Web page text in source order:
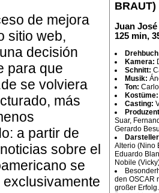
de mejora
sitio web,
decisión
para que
se volviera
más
a partir de
sobre el
se
BRAUT)
Juan
125 min,
Kamera:
Schnitt:
Musik:
Ton:
Casting:
Suar,
Gerardo
Alterio (Nino
Eduardo
Nobile
den OSCAR
großer